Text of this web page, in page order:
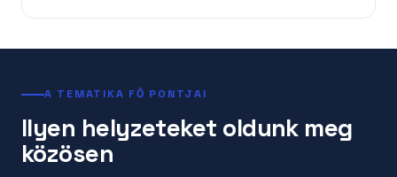
A TEMATIKA FŐ PONTJAI
Ilyen helyzeteket oldunk meg
közösen